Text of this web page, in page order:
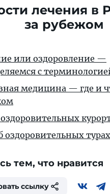
лечения в
за рубежом
или оздоровление —
с
медицина — где и
оздоровительных турах
тем, что нравится
ссылку